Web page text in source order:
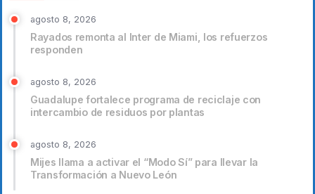
agosto 8, 2026
Rayados remonta al Inter de Miami, los refuerzos
responden
agosto 8, 2026
Guadalupe fortalece programa de reciclaje con
intercambio de residuos por plantas
agosto 8, 2026
Mijes llama a activar el “Modo Sí” para llevar la
Transformación a Nuevo León